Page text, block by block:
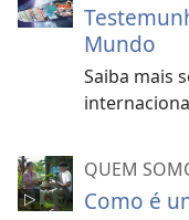
Mundo
Saiba mais
QUEM
Como é